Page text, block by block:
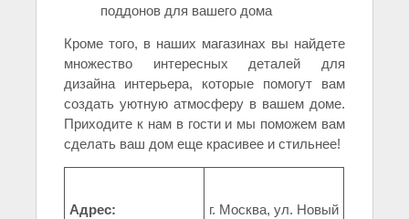
поддонов для вашего дома
Кроме того, в наших магазинах вы найдете
множество интересных деталей для
дизайна интерьера, которые помогут вам
создать уютную атмосферу в вашем доме.
Приходите к нам в гости и мы поможем вам
сделать ваш дом еще красивее и стильнее!
Адрес:
г. Москва, ул. Новый